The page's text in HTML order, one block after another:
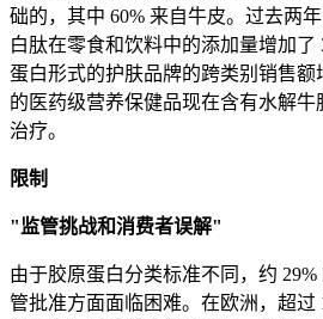
础的，其中 60% 来自牛皮。过去两
白肽在零食和饮料中的添加量增加了
蛋白形式的护肤品牌的跨类别销售额
的医药级营养保健品现在含有水解
治疗。
限制
"监管挑战和消费者误解"
由于胶原蛋白分类标准不同，约
管批准方面面临困难。在欧洲，超过